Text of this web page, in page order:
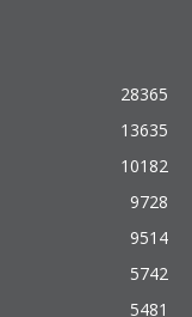
28365
13635
10182
9728
9514
5742
5481